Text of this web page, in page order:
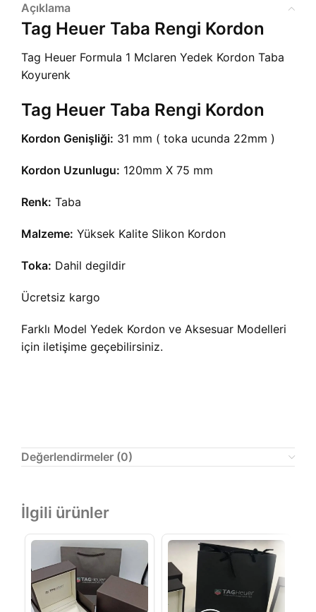
Açıklama
Tag Heuer Taba Rengi Kordon
Tag Heuer Formula 1 Mclaren Yedek Kordon Taba
Koyurenk
Tag Heuer Taba Rengi Kordon
Kordon Genişliği: 31 mm ( toka ucunda 22mm )
Kordon Uzunlugu: 120mm X 75 mm
Renk: Taba
Malzeme: Yüksek Kalite Slikon Kordon
Toka: Dahil degildir
Ücretsiz kargo
Farklı Model Yedek Kordon ve Aksesuar Modelleri
için iletişime geçebilirsiniz.
Değerlendirmeler (0)
İlgili ürünler